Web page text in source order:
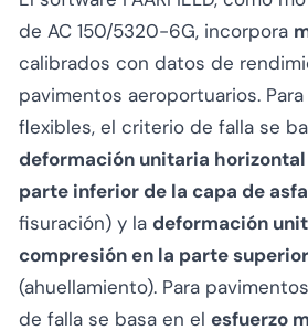
de AC 150/5320-6G, incorpora
calibrados con datos de
pavimentos aeroportuarios.
flexibles, el criterio de falla se
deformación unitaria
parte inferior de la capa de
fisuración) y la deformación
compresión en la parte
(ahuellamiento). Para
de falla se basa en el esfuerzo